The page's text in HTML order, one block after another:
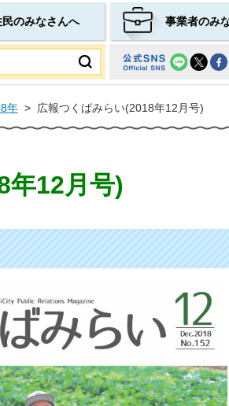
民のみなさんへ 事業者のみ
年 > 広報つくばみらい(2018年12月号)
年12月号)